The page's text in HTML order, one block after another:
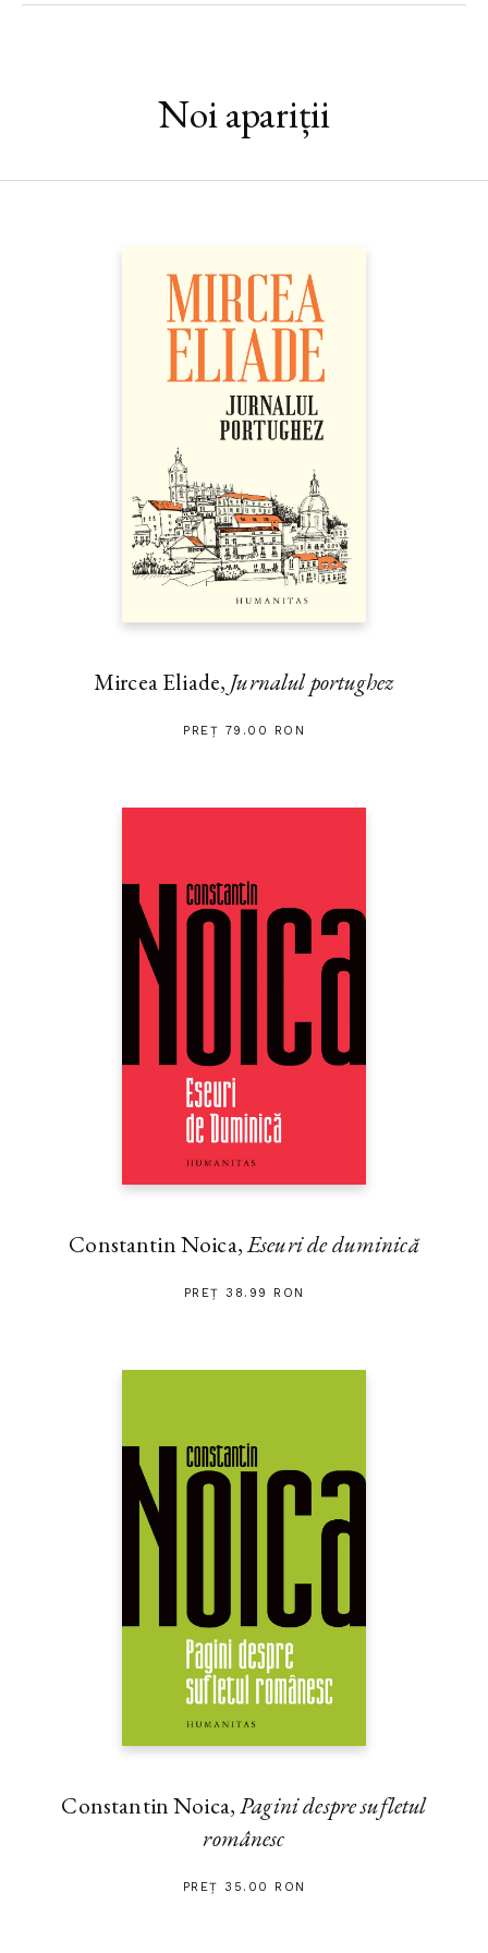
„Rolul lui Codreanu în istoria României nu a fost niciodată
evaluat cu luciditate, nici în context cultural, nici istoriografic.
Biografia lui Oliver Jens Schmitt este un pas important în
război mondial, într-o analiză penetrantă și comprehensivă.
Profesorul Schmitt îl redescoperă pe Zelea Codreanu nu doar
în contextul istoriei interbelice românești, ci și în cel al
evoluțiilor europene.” — EMIL HUREZEANU
Noi apariții
Mircea Eliade, Jurnalul portughez
PREȚ 79.00 RON
Constantin Noica,Eseuri de duminică
PREȚ 38.99 RON
Constantin Noica,Pagini despre sufletul
românesc
PREȚ 35.00 RON